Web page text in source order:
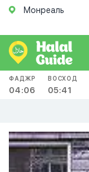
Монреаль
ФАДЖР
04:06
ВОСХОД
05:41